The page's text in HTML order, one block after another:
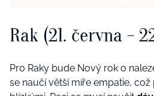
Rak (21. června -
Pro Raky bude Nový rok o
se naučí větší míře empatie,